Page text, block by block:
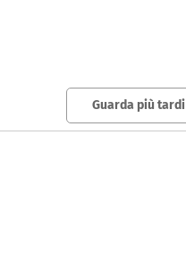
Guarda più tardi